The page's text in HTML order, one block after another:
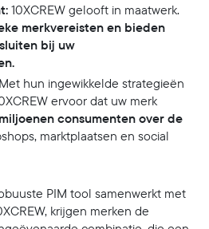
10XCREW gelooft in maatwerk.
merkvereisten en bieden
bij uw
Met hun ingewikkelde strategieën
ervoor dat uw merk
consumenten over de
marktplaatsen en social
PIM tool samenwerkt met
krijgen merken de